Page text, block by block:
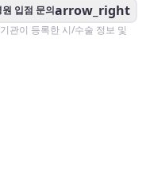
원 입점 문의arrow_right
관이 등록한 시/수술 정보 및